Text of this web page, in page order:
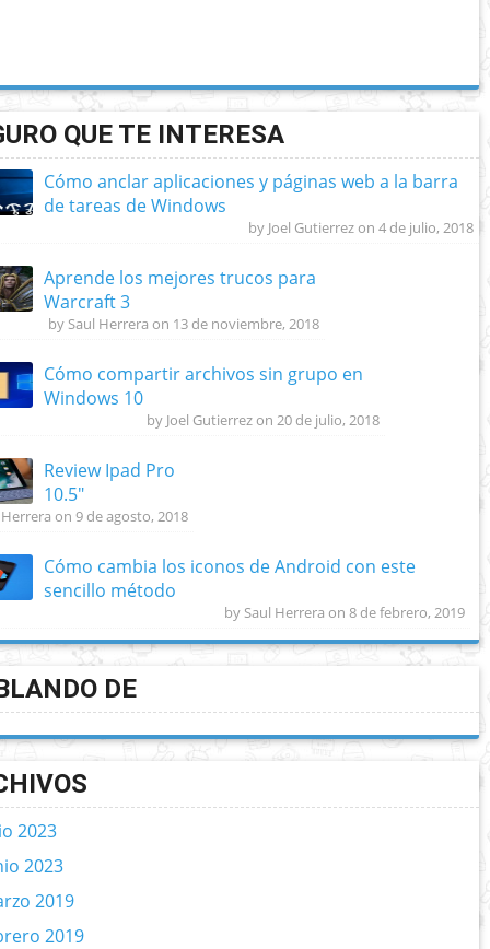
QUE TE INTERESA
Cómo anclar aplicaciones y páginas web a la barra
de tareas de Windows
by Joel Gutierrez on 4 de julio, 2018
Aprende los mejores trucos para
Warcraft 3
by Saul Herrera on 13 de noviembre, 2018
Cómo compartir archivos sin grupo en
Windows 10
by Joel Gutierrez on 20 de julio, 2018
Review Ipad Pro
10.5″
on 9 de agosto, 2018
Cómo cambia los iconos de Android con este
sencillo método
by Saul Herrera on 8 de febrero, 2019
DE
2023
2023
2019
2019